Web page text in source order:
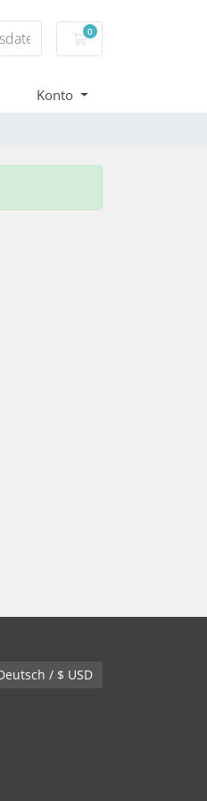
0
Mein Warenkorb
Konto
Deutsch / $ USD